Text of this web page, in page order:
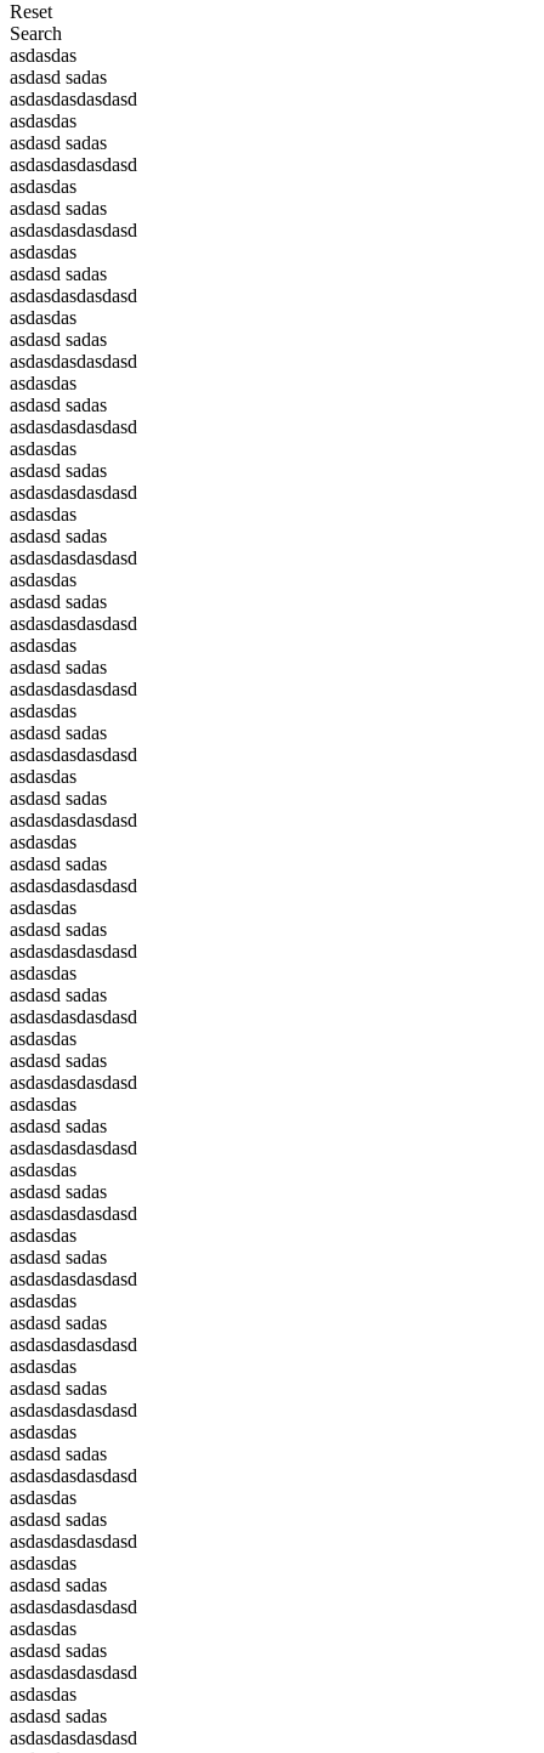
Reset
Search
asdasdas
asdasd sadas
asdasdasdasdasd
asdasdas
asdasd sadas
asdasdasdasdasd
asdasdas
asdasd sadas
asdasdasdasdasd
asdasdas
asdasd sadas
asdasdasdasdasd
asdasdas
asdasd sadas
asdasdasdasdasd
asdasdas
asdasd sadas
asdasdasdasdasd
asdasdas
asdasd sadas
asdasdasdasdasd
asdasdas
asdasd sadas
asdasdasdasdasd
asdasdas
asdasd sadas
asdasdasdasdasd
asdasdas
asdasd sadas
asdasdasdasdasd
asdasdas
asdasd sadas
asdasdasdasdasd
asdasdas
asdasd sadas
asdasdasdasdasd
asdasdas
asdasd sadas
asdasdasdasdasd
asdasdas
asdasd sadas
asdasdasdasdasd
asdasdas
asdasd sadas
asdasdasdasdasd
asdasdas
asdasd sadas
asdasdasdasdasd
asdasdas
asdasd sadas
asdasdasdasdasd
asdasdas
asdasd sadas
asdasdasdasdasd
asdasdas
asdasd sadas
asdasdasdasdasd
asdasdas
asdasd sadas
asdasdasdasdasd
asdasdas
asdasd sadas
asdasdasdasdasd
asdasdas
asdasd sadas
asdasdasdasdasd
asdasdas
asdasd sadas
asdasdasdasdasd
asdasdas
asdasd sadas
asdasdasdasdasd
asdasdas
asdasd sadas
asdasdasdasdasd
asdasdas
asdasd sadas
asdasdasdasdasd